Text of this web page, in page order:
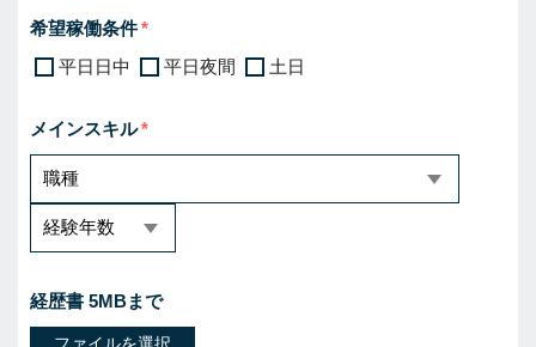
希望稼働条件
平日日中
平日夜間 土日
メインスキル
経歴書 5MBまで